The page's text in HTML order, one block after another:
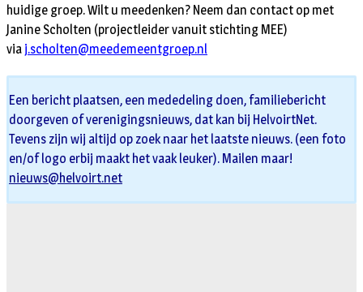
huidige groep. Wilt u meedenken? Neem dan contact op met
Janine Scholten (projectleider vanuit stichting MEE)
via j.scholten@meedemeentgroep.nl
Een bericht plaatsen, een mededeling doen, familiebericht
doorgeven of verenigingsnieuws, dat kan bij HelvoirtNet.
Tevens zijn wij altijd op zoek naar het laatste nieuws. (een foto
en/of logo erbij maakt het vaak leuker). Mailen maar!
nieuws@helvoirt.net